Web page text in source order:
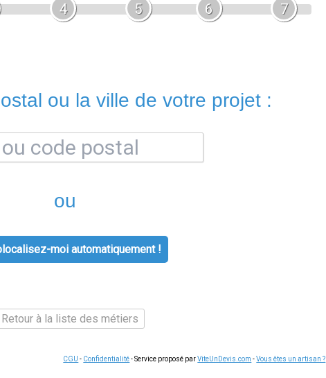
4 5 6 7
ou la ville de votre projet :
ou
moi automatiquement !
Retour à la liste des métiers
CGU - Confidentialité- Service proposé parViteUnDevis.com -Vous êtes un artisan ?